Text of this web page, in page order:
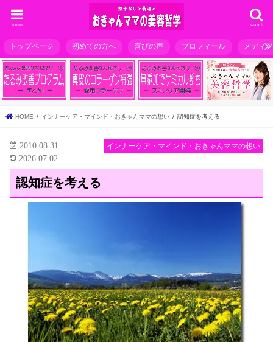
search
menu
トップページ 初めての方へ 喜びの声 プロフィール メディ
HOME インナーケア・マインド・おきゃんママの想い 認知症を考える
インナーケア・マインド・おきゃんママの想い
2010.08.31
2026.07.02
認知症を考える